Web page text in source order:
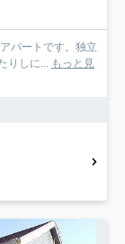
パートです。独立
りしに...
もっと見